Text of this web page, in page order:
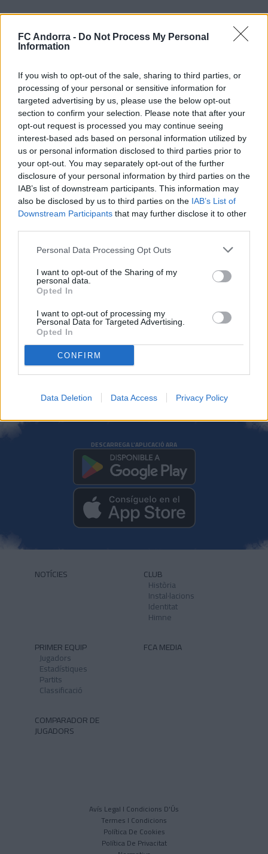
FC Andorra - Do Not Process My Personal
Information
If you wish to opt-out of the sale, sharing to third parties, or
processing of your personal or sensitive information for
targeted advertising by us, please use the below opt-out
section to confirm your selection. Please note that after your
opt-out request is processed you may continue seeing
interest-based ads based on personal information utilized by
us or personal information disclosed to third parties prior to
your opt-out. You may separately opt-out of the further
disclosure of your personal information by third parties on the
IAB’s list of downstream participants. This information may
also be disclosed by us to third parties on the IAB’s List of
Downstream Participants that may further disclose it to other
Personal Data Processing Opt Outs
I want to opt-out of the Sharing of my
personal data.
Opted In
I want to opt-out of processing my
Personal Data for Targeted Advertising.
Opted In
CONFIRM
Data Deletion Data Access Privacy Policy
Notícies relacionades
Pau López: "És un dels passos de la
meva carrera que em fan més il·lusió"
PRIMER EQUIP
Aron Rodrigo, cedit al Mirandés
PRIMER EQUIP
Lautaro Spatz reforça l'eix de la
defensa tricolor
PRIMER EQUIP
fractura del mal·lèol tibial
PRIMER EQUIP
DESCARREGA L'APLICACIÓ ARA
NOTÍCIES CLUB
Història
Instal·lacions
Identitat
Himne
PRIMER EQUIP
Jugadors
Estadístiques
Partits
Classificació
FCA MEDIA
COMPARADOR DE
JUGADORS
Avís Legal I Condicions D'Ús
Termes I Condicions
Política De Cookies
Política De Privacitat